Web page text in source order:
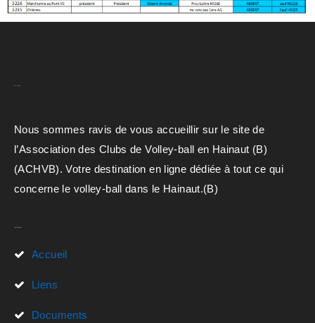
Nous sommes ravis de vous accueillir sur le site de
l’Association des Clubs de Volley-ball en Hainaut (B)
(ACHVB). Votre destination en ligne dédiée à tout ce qui
concerne le volley-ball dans le Hainaut.(B)
Accueil
Liens
Documents